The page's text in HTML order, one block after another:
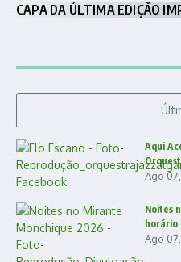
CAPA DA ÚLTIMA EDIÇÃO
Aqui
Ago
Noites
horário
Ago